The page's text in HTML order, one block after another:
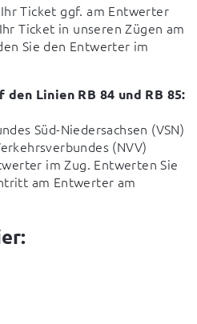
Ticket ggf. am Entwerter
Ticket in unseren Zügen am
Sie den Entwerter im
Linien RB 84 und RB 85:
Süd-Niedersachsen (VSN)
(NVV)
im Zug. Entwerten Sie
am Entwerter am